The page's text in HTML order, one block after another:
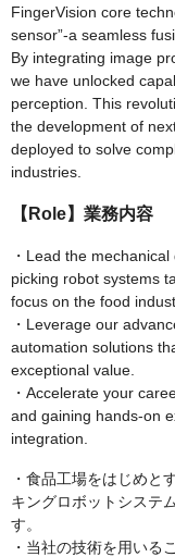
FingerVision core
sensor”-a seamless
By integrating image
we have unlocked
perception. This
the development of
deployed to solve
industries.
【Role】業務内容
・Lead the
picking robot systems
focus on the food
・Leverage our
automation solutions
exceptional value.
・Accelerate your
and gaining hands-on
integration.
・食品工場をはじめと
キングロボットシステ
す。
・当社の技術を用いる